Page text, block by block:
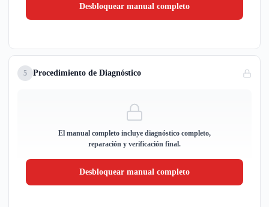
Desbloquear manual completo
5 Procedimiento de Diagnóstico
El manual completo incluye diagnóstico completo,
reparación y verificación final.
Desbloquear manual completo